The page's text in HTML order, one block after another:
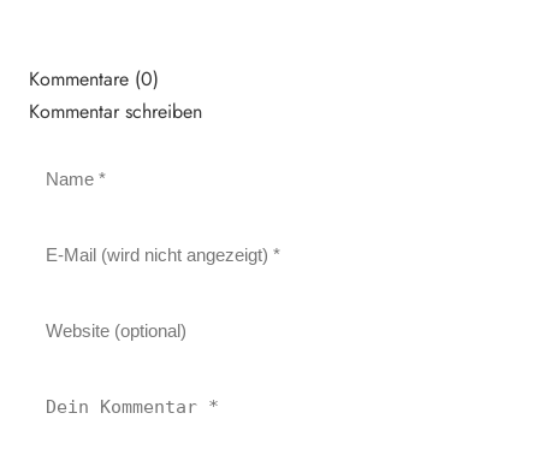
Kommentare (0)
Kommentar schreiben